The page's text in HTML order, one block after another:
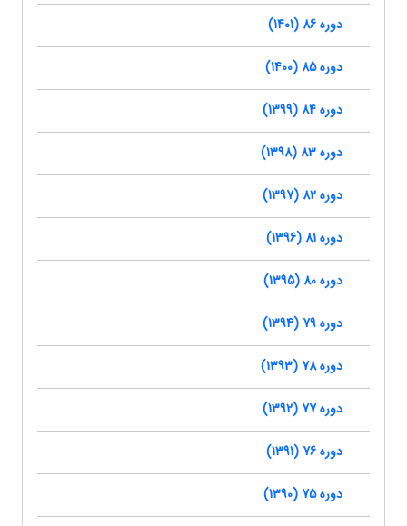
دوره 86 (1401)
دوره 85 (1400)
دوره 84 (1399)
دوره 83 (1398)
دوره 82 (1397)
دوره 81 (1396)
دوره 80 (1395)
دوره 79 (1394)
دوره 78 (1393)
دوره 77 (1392)
دوره 76 (1391)
دوره 75 (1390)